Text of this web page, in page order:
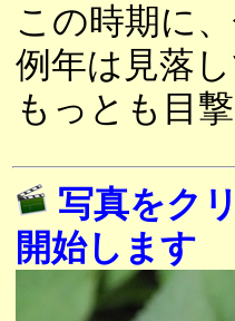
この時期に
例年は見落
もっとも目
写真をク
開始します